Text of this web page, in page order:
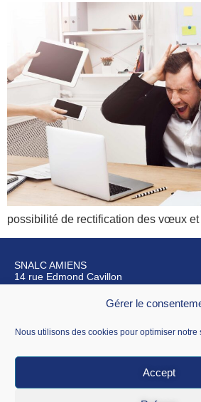
Gérer le
Nous utilisons des cookies pour optimiser notre
Accept
possibilité de rectification des vœux
SNALC AMIENS
14 rue Edmond Cavillon
80270 Airaines